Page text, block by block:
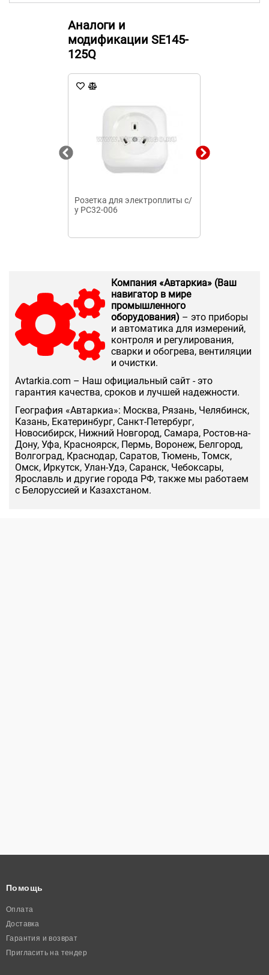
Аналоги и
модификации SE145-
125Q
Розетка для электроплиты с/
у РС32-006
Компания «Автаркиа» (Ваш
навигатор в мире
промышленного
оборудования) – это приборы
и автоматика для измерений,
контроля и регулирования,
сварки и обогрева, вентиляции
и очистки.
Аvtarkia.com – Наш официальный сайт - это
гарантия качества, сроков и лучшей надежности.
География «Автаркиа»: Москва, Рязань, Челябинск,
Казань, Екатеринбург, Санкт-Петербург,
Новосибирск, Нижний Новгород, Самара, Ростов-на-
Дону, Уфа, Красноярск, Пермь, Воронеж, Белгород,
Волгоград, Краснодар, Саратов, Тюмень, Томск,
Омск, Иркутск, Улан-Удэ, Саранск, Чебоксары,
Ярославль и другие города РФ, также мы работаем
с Белоруссией и Казахстаном.
Помощь
Оплата
Доставка
Гарантия и возврат
Пригласить на тендер